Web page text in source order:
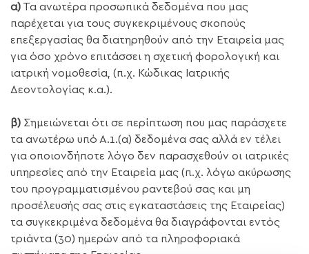
α) Τα ανωτέρα προσωπικά δεδομένα που μας
παρέχεται για τους συγκεκριμένους σκοπούς
επεξεργασίας θα διατηρηθούν από την Εταιρεία μας
για όσο χρόνο επιτάσσει η σχετική φορολογική και
ιατρική νομοθεσία, (π.χ. Κώδικας Ιατρικής
Δεοντολογίας κ.α.).
β) Σημειώνεται ότι σε περίπτωση που μας παράσχετε
τα ανωτέρω υπό Α.1.(α) δεδομένα σας αλλά εν τέλει
για οποιονδήποτε λόγο δεν παρασχεθούν οι ιατρικές
υπηρεσίες από την Εταιρεία μας (π.χ. λόγω ακύρωσης
του προγραμματισμένου ραντεβού σας και μη
προσέλευσής σας στις εγκαταστάσεις της Εταιρείας)
τα συγκεκριμένα δεδομένα θα διαγράφονται εντός
τριάντα (30) ημερών από τα πληροφοριακά